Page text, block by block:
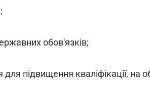
обов'язків;
підвищення кваліфікації,